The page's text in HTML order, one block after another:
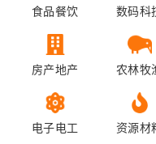
食品餐饮 数码科
房产地产 农林牧
电子电工 资源材